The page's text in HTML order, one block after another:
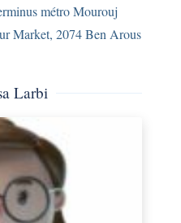
métro Mourouj
Market, 2074 Ben Arous
Larbi